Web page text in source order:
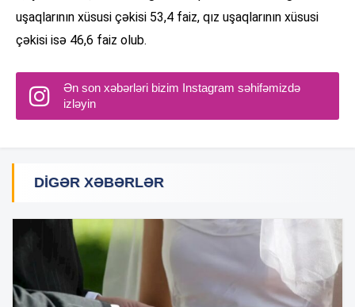
uşaqlarının xüsusi çəkisi 53,4 faiz, qız uşaqlarının xüsusi
çəkisi isə 46,6 faiz olub.
Ən son xəbərləri bizim Instagram səhifəmizdə
izləyin
DIGƏR XƏBƏRLƏR